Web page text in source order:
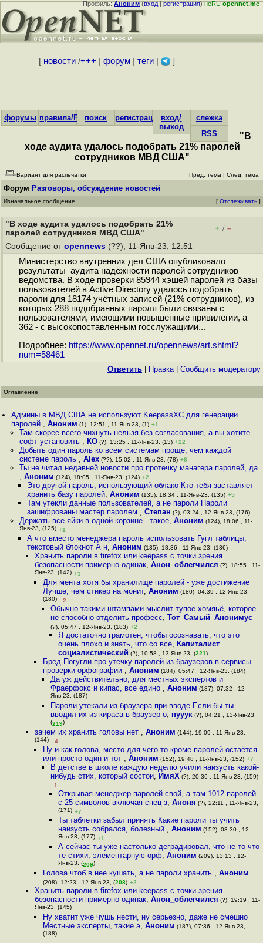
Профиль:Аноним(вход|регистрация)неRUopennet.me
[ новости/+++ форум| теги| ]
форумы правила/FAQпоиск регистрациявход/
выход
слежка
RSS
"В
ходе аудита удалось подобрать 21% паролей
сотрудников МВД США"
Вариант для распечатки Пред. тема | След. тема
Форум Разговоры, обсуждение новостей
Изначальное сообщение [ Отслеживать ]
"В ходе аудита удалось подобрать 21%
паролей сотрудников МВД США"
+ / –
Сообщение от opennews (??), 11-Янв-23, 12:51
Министерство внутренних дел США опубликовало
результаты аудита надёжности паролей сотрудников
ведомства. В ходе проверки 85944 хэшей паролей из базы
пользователей в Active Directory удалось подобрать
пароли для 18174 учётных записей (21% сотрудников), из
которых 288 подобранных пароля были связаны с
пользователями, имеющими повышенные привилегии, а
362 - с высокопоставленным госслужащими...
Подробнее: https://www.opennet.ru/opennews/art.shtml?
num=58461
Ответить Правка| Cообщить модератору
Оглавление
Админы в МВД США не используют KeepassXC для генерации
паролей ,Аноним (1), 12:51 , 11-Янв-23, (1) +1
Там скорее всего чихнуть нельзя без согласования, а вы хотите
софт установить , КО(?), 13:25 , 11-Янв-23, (13) +22
Добыть один пароль ко всем системам проще, чем каждой
системе пароль , Alex(??), 15:02 , 11-Янв-23, (78) +6
Ты не читал недавней новости про протечку манагера паролей, да
, Аноним (124), 18:05 , 11-Янв-23, (124) +2
Это другой пароль, использующий облако Кто тебя заставляет
хранить базу паролей, Аноним (135), 18:34 , 11-Янв-23, (135) +5
Там утекли данные пользователей, а не пароли Пароли
зашифрованы мастер паролем , Степан (?), 03:24 , 12-Янв-23, (176)
Держать все яйки в одной корзине - такое, Аноним (124), 18:06 , 11-
Янв-23, (125) +1
А что вместо менеджера пароль использовать Гугл таблицы,
текстовый блокнот А н, Аноним (135), 18:36 , 11-Янв-23, (136)
Хранить пароли в firefox или keepass с точки зрения
безопасности примерно одинак,Анон_облегчился (?), 18:55 , 11-
Янв-23, (142) +3
Для мента хотя бы хранилище паролей - уже достижение
Лучше, чем стикер на монит, Аноним (180), 04:39 , 12-Янв-23,
(180) –2
Обычно такими штампами мыслит тупое хомяьё, которое
не способно отделить професс, Тот_Самый_Анонимус_
(?), 05:47 , 12-Янв-23, (183) +2
Я достаточно грамотен, чтобы осознавать, что это
очень плохо и знать, что со все, Капиталист
социалистический (?), 10:58 , 13-Янв-23, (221)
Бред Погугли про утечку паролей из браузеров в сервисы
проверки орфографии , Аноним (184), 05:47 , 12-Янв-23, (184)
Да уж действительно, для местных экспертов и
Фраерфокс и кипас, все едино , Аноним (187), 07:32 , 12-
Янв-23, (187)
Пароли утекали из браузера при вводе Если бы ты
вводил их из кираса в браузер о, пууук(?), 04:21 , 13-Янв-23,
(219)
зачем их хранить головы нет ,Аноним (144), 19:09 , 11-Янв-23,
(144) –4
Ну и как голова, место для чего-то кроме паролей остаётся
или просто один и тот , Аноним (152), 19:48 , 11-Янв-23, (152) +7
В детстве в школе каждую неделю учили наизусть какой-
нибудь стих, который состои, ИмяХ (?), 20:36 , 11-Янв-23, (159)
–1
Открывая менеджер паролей свой, а там 1012 паролей
с 25 символов включая спец з,Аноня (?), 22:11 , 11-Янв-23,
(171) +7
Ты таблетки забыл принять Какие пароли ты учить
наизусть собрался, болезный ,Аноним (152), 03:30 , 12-
Янв-23, (177) +1
А сейчас ты уже настолько деградировал, что не то что
те стихи, элементарную орф,Аноним (209), 13:13 , 12-
Янв-23, (209)
Голова чтоб в нее кушать, а не пароли хранить , Аноним
(208), 12:23 , 12-Янв-23, (208) +2
Хранить пароли в firefox или keepass с точки зрения
безопасности примерно одинак,Анон_облегчился (?), 19:19 , 11-
Янв-23, (145)
Ну хватит уже чушь нести, ну серьезно, даже не смешно
Местные эксперты, такие э, Аноним (187), 07:36 , 12-Янв-23,
(188)